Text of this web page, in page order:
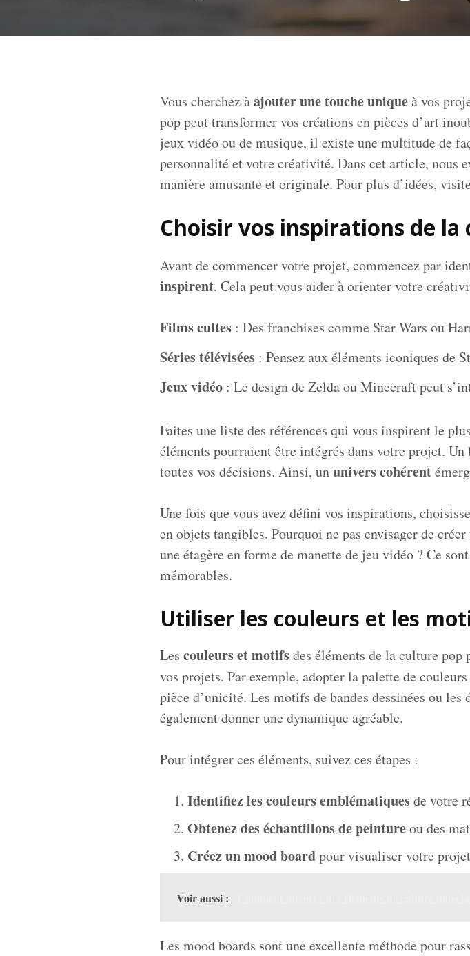
Vous cherchez àajouter une touche uniqueà vos
pop peut transformer vos créations en pièces d’art
jeux vidéo ou de musique, il existe une multitude de
personnalité et votre créativité. Dans cet article, nous
manière amusante et originale. Pour plus d’idées,
Choisir vos inspirations de
Avant de commencer votre projet, commencez par
inspirent. Cela peut vous aider à orienter votre
Films cultes : Des franchises comme Star Wars ou
Séries télévisées : Pensez aux éléments iconiques de
Jeux vidéo : Le design de Zelda ou Minecraft peut
Faites une liste des références qui vous inspirent le
éléments pourraient être intégrés dans votre projet.
toutes vos décisions. Ainsi, ununivers cohérent
Une fois que vous avez défini vos inspirations,
en objets tangibles. Pourquoi ne pas envisager de
une étagère en forme de manette de jeu vidéo ? Ce
mémorables.
Utiliser les couleurs et les
Les couleurs et motifsdes éléments de la culture pop
vos projets. Par exemple, adopter la palette de couleurs
pièce d’unicité. Les motifs de bandes dessinées ou les
également donner une dynamique agréable.
Pour intégrer ces éléments, suivez ces étapes :
Identifiez les couleurs emblématiquesde votre
Obtenez des échantillons de peintureou des
Créez un mood boardpour visualiser votre
Voir aussi :
Les mood boards sont une excellente méthode pour